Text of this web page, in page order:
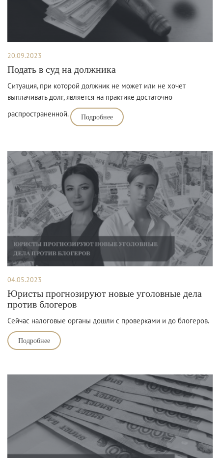
20.09.2023
Подать в суд на должника
Ситуация, при которой должник не может или не хочет
выплачивать долг, является на практике достаточно
распространенной.
Подробнее
04.05.2023
Юристы прогнозируют новые уголовные дела
против блогеров
Сейчас налоговые органы дошли с проверками и до блогеров.
Подробнее